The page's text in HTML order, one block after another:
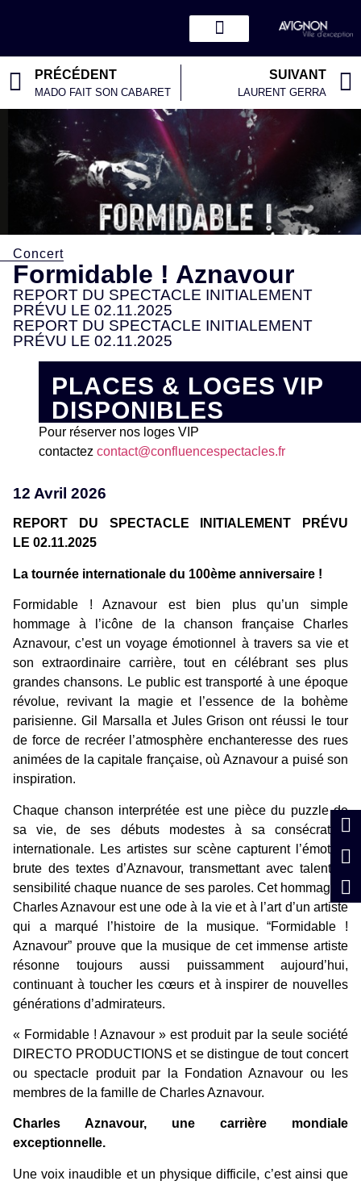
PRÉCÉDENT
MADO FAIT SON CABARET
SUIVANT
LAURENT GERRA
Concert
Formidable ! Aznavour
REPORT DU SPECTACLE INITIALEMENT
PRÉVU LE 02.11.2025
REPORT DU SPECTACLE INITIALEMENT
PRÉVU LE 02.11.2025
PLACES & LOGES VIP
DISPONIBLES
Pour réserver nos loges VIP
contactez contact@confluencespectacles.fr
12 Avril 2026
REPORT DU SPECTACLE INITIALEMENT PRÉVU
LE 02.11.2025
La tournée internationale du 100ème anniversaire !
Formidable ! Aznavour est bien plus qu’un simple
hommage à l’icône de la chanson française Charles
Aznavour, c’est un voyage émotionnel à travers sa vie et
son extraordinaire carrière, tout en célébrant ses plus
grandes chansons. Le public est transporté à une époque
révolue, revivant la magie et l’essence de la bohème
parisienne. Gil Marsalla et Jules Grison ont réussi le tour
de force de recréer l’atmosphère enchanteresse des rues
animées de la capitale française, où Aznavour a puisé son
inspiration.
Chaque chanson interprétée est une pièce du puzzle de
sa vie, de ses débuts modestes à sa consécration
internationale. Les artistes sur scène capturent l’émotion
brute des textes d’Aznavour, transmettant avec talent et
sensibilité chaque nuance de ses paroles. Cet hommage à
Charles Aznavour est une ode à la vie et à l’art d’un artiste
qui a marqué l’histoire de la musique. “Formidable !
Aznavour” prouve que la musique de cet immense artiste
résonne toujours aussi puissamment aujourd’hui,
continuant à toucher les cœurs et à inspirer de nouvelles
générations d’admirateurs.
« Formidable ! Aznavour » est produit par la seule société
DIRECTO PRODUCTIONS et se distingue de tout concert
ou spectacle produit par la Fondation Aznavour ou les
membres de la famille de Charles Aznavour.
Charles Aznavour, une carrière mondiale
exceptionnelle.
Une voix inaudible et un physique difficile, c’est ainsi que